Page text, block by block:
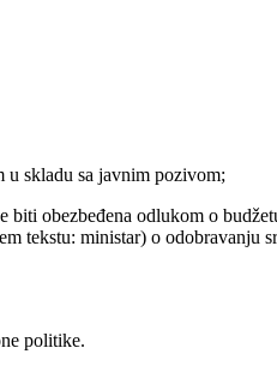
u skladu sa javnim pozivom;
biti obezbeđena odlukom o
tekstu: ministar) o odobravanju
politike.